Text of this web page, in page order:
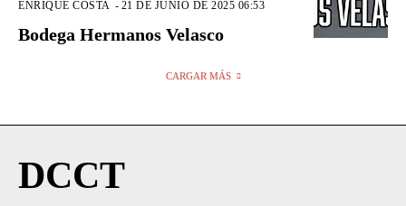
ENRIQUE COSTA - 21 DE JUNIO DE 2025 06:53
Bodega Hermanos Velasco
CARGAR MÁS
DCCT